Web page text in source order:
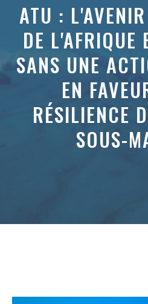
ATU :
DE L'AFRIQUE
SANS UNE
EN
RÉSILIENCE
SOUS-